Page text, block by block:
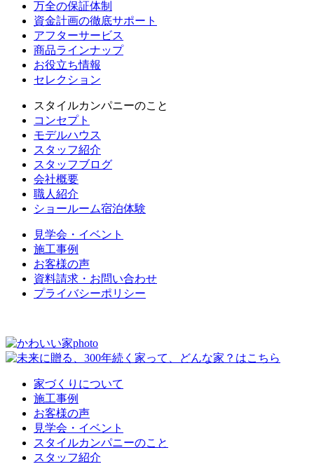
万全の保証体制
資金計画の徹底サポート
アフターサービス
商品ラインナップ
お役立ち情報
セレクション
スタイルカンパニーのこと
コンセプト
モデルハウス
スタッフ紹介
スタッフブログ
会社概要
職人紹介
ショールーム宿泊体験
見学会・イベント
施工事例
お客様の声
資料請求・お問い合わせ
プライバシーポリシー
家づくりについて
施工事例
お客様の声
見学会・イベント
スタイルカンパニーのこと
スタッフ紹介